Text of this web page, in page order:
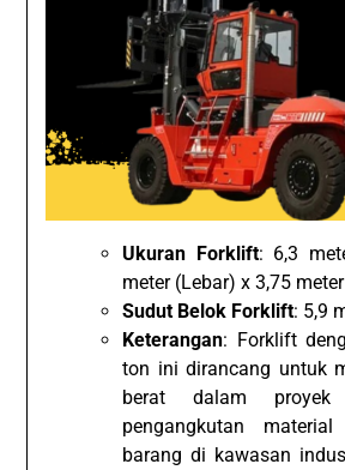
Ukuran Forklift: 6,3
meter (Lebar) x 3,75
Sudut Belok Forklift: 5,9
Keterangan: Forklift
ton ini dirancang untuk
berat dalam proyek
pengangkutan
barang di kawasan